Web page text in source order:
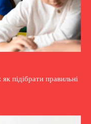
підібрати правильні